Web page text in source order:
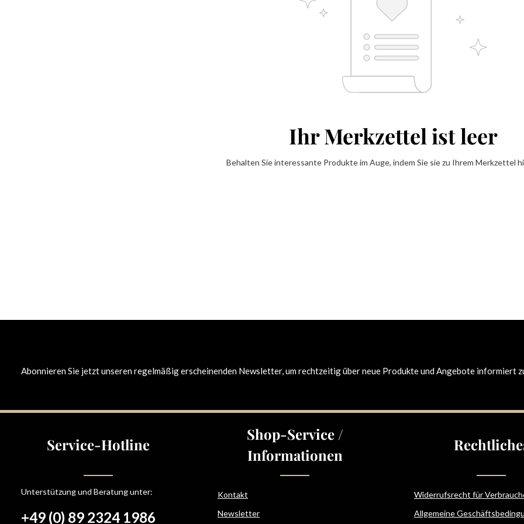
Ihr Merkzettel ist leer
Behalten Sie interessante Produkte im Auge, indem Sie sie zu Ihrem Merkzettel
Abonnieren Sie jetzt unseren regelmäßig erscheinenden Newsletter, um rechtzeitig über neue Produkte und Angebote informiert
Service-Hotline
Unterstützung und Beratung unter:
+49 (0) 89 2324 1986
Shop-Service /
Informationen
Kontakt
Newsletter
Widerrufsrecht für
Allgemeine